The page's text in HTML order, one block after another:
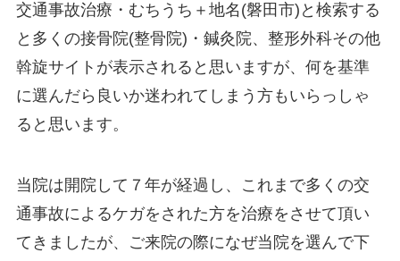
交通事故治療・むちうち＋地名(磐田市)と検索する
と多くの接骨院(整骨院)・鍼灸院、整形外科その他
斡旋サイトが表示されると思いますが、何を基準
に選んだら良いか迷われてしまう方もいらっしゃ
ると思います。
当院は開院して７年が経過し、これまで多くの交
通事故によるケガをされた方を治療をさせて頂い
てきましたが、ご来院の際になぜ当院を選んで下